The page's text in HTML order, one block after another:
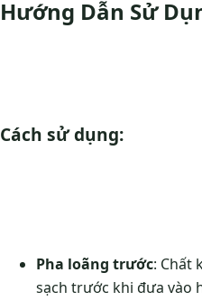
Hướng Dẫn Sử
Cách sử dụng:
Pha loãng trước: Chất
sạch trước khi đưa vào